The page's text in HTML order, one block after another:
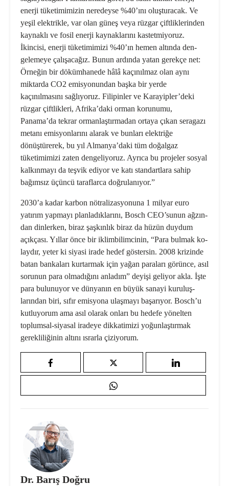
ener­ji tüketimimizin neredeyse %40’ını oluşturacak. Ve
yeşil elektrikle, var olan güneş veya rüzgar çiftliklerinden
kaynaklı ve fosil enerji kaynaklarını kastetmiyoruz.
İkincisi, enerji tüke­timimizi %40’ın hemen altında den­
gelemeye çalışacağız. Bunun ardında yatan gerekçe net:
Örneğin bir dö­kümhanede hâlâ kaçınılmaz olan aynı
miktarda CO2 emisyonundan başka bir yerde
kaçınılmasını sağlıyoruz. Fi­lipinler ve Karayipler’deki
rüzgar çift­likleri, Afrika’daki orman korunumu,
Panama’da tekrar ormanlaştırmadan ortaya çıkan seragazı
metanı emis­yonlarını alarak ve bunları elektriğe
dönüştürerek, bu yıl Almanya’daki tüm doğalgaz
tüketimimizi zaten den­geliyoruz. Ayrıca bu projeler sosyal
kalkınmayı da teşvik ediyor ve katı standartlara sahip
bağımsız üçüncü taraflarca doğrulanıyor.”
2030’a kadar karbon nötralizasyonuna 1 milyar euro
yatırım yapmayı plan­ladıklarını, Bosch CEO’sunun ağzın­
dan dinlerken, biraz şaşkınlık biraz da hüzün duydum
açıkçası. Yıllar önce bir iklimbilimcinin, “Para bulmak ko­
laydır, yeter ki siyasi irade hedef gös­tersin. 2008 krizinde
batan bankaları kurtarmak için yağan paraları görünce, asıl
sorunun para olmadığını anladım” deyişi geliyor akla. İşte
para bulunuyor ve dünyanın en büyük sanayi kuruluş­
larından biri, sıfır emisyona ulaşmayı başarıyor. Bosch’u
kutluyorum ama asıl olarak onları bu hedefe yönelten
toplumsal-siyasal iradeye dikkatimizi yoğunlaştırmak
gerekliliğinin altını ıs­rarla çiziyorum.
Dr. Barış Doğru